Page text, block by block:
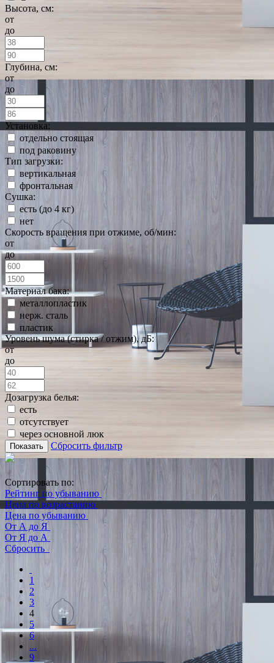
Высота, см:
от
до
Глубина, см:
от
до
Установка:
отдельно стоящая
под раковину
Тип загрузки:
вертикальная
фронтальная
Сушка:
есть (до 4 кг)
нет
Скорость вращения при отжиме, об/мин:
от
до
Материал бака:
металлопластик
нерж. сталь
пластик
Уровень шума (стирка / отжим), дБ:
от
до
Дозагрузка белья:
есть
отсутствует
через основной люк
Показать Сбросить фильтр
Сортировать по:
Рейтинг по убыванию
Цена по возрастанию
Цена по убыванию
От А до Я
От Я до А
Сбросить
1
2
3
4
5
6
...
9